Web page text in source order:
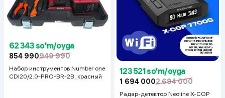
62 343 so'm/oyga
854 990949 990
Набор инструментов Number one
CDI20/2.0-PRO-BR-2B, красный
123 521 so'm/oyga
1 694 0002 694 000
Радар-детектор Neoline X-COP